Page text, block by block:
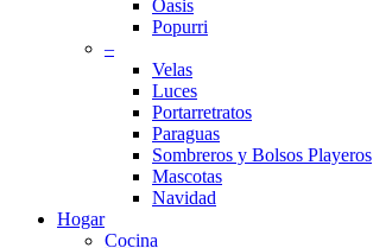
Oasis
Popurri
–
Velas
Luces
Portarretratos
Paraguas
Sombreros y Bolsos Playeros
Mascotas
Navidad
Hogar
Cocina